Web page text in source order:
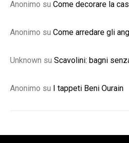
Anonimo su Come decorare la
Anonimo su Come arredare gli
Unknown su Scavolini: bagni
Anonimo su I tappeti Beni Ourain